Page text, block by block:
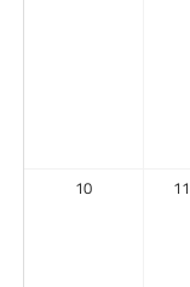
10 11